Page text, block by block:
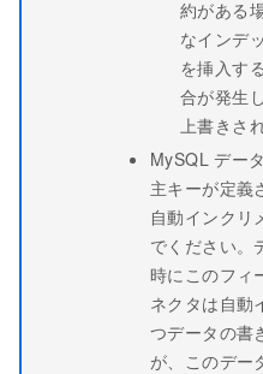
約がある
なインデ
を挿入す
合が発生
上書きさ
MySQL デー
主キーが定義
自動インクリ
でください。
時にこのフィ
ネクタは自動
つデータの書
が、このデー